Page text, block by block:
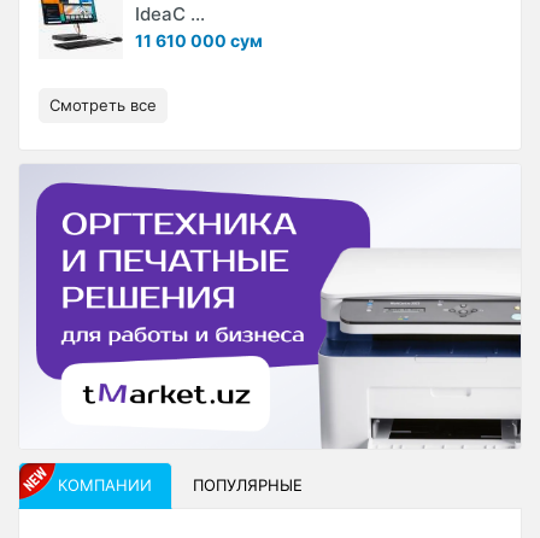
IdeaC ...
11 610 000 сум
Смотреть все
КОМПАНИИ ПОПУЛЯРНЫЕ